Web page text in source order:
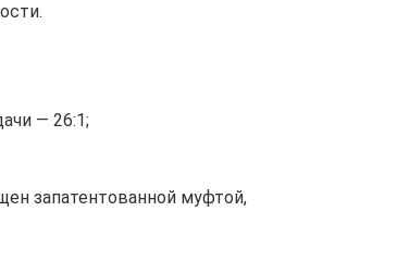
— 26:1;
запатентованной муфтой,